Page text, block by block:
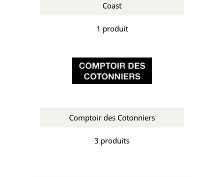
Coast
1 produit
Comptoir des Cotonniers
3 produits